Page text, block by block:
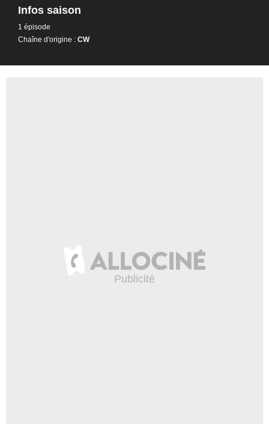
Infos saison
1 épisode
Chaîne d'origine : CW